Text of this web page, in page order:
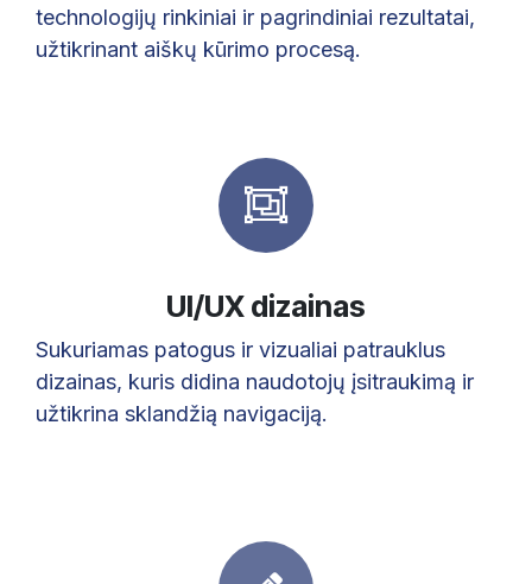
technologijų rinkiniai ir pagrindiniai rezultatai,
užtikrinant aiškų kūrimo procesą.
UI/UX dizainas
Sukuriamas patogus ir vizualiai patrauklus
dizainas, kuris didina naudotojų įsitraukimą ir
užtikrina sklandžią navigaciją.